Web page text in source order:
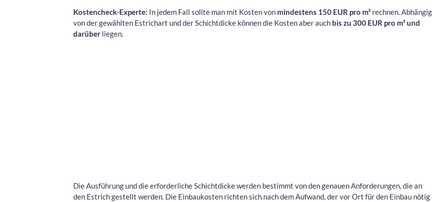
Kostencheck-Experte: In jedem Fall sollte man mit Kosten von mindestens 150 EUR pro m² rechnen. Abhängig
von der gewählten Estrichart und der Schichtdicke können die Kosten aber auch bis zu 300 EUR pro m² und
darüber liegen.
Die Ausführung und die erforderliche Schichtdicke werden bestimmt von den genauen Anforderungen, die an
den Estrich gestellt werden. Die Einbaukosten richten sich nach dem Aufwand, der vor Ort für den Einbau nötig